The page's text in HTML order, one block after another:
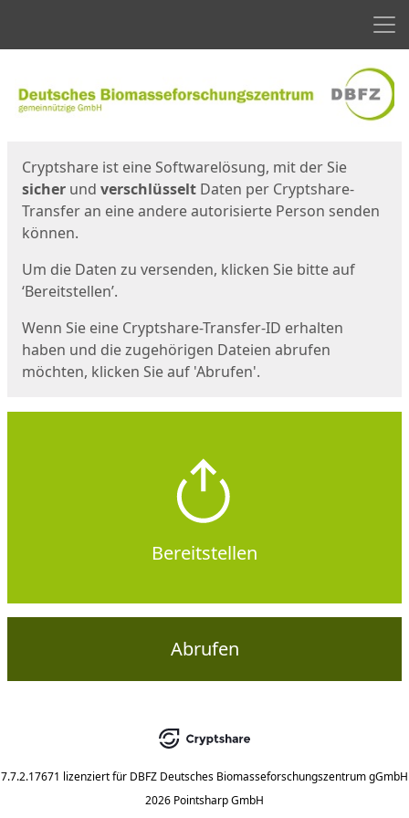
Cryptshare ist eine Softwarelösung, mit der Sie
sicher und verschlüsselt Daten per Cryptshare-
Transfer an eine andere autorisierte Person senden
können.
Um die Daten zu versenden, klicken Sie bitte auf
‘Bereitstellen’.
Wenn Sie eine Cryptshare-Transfer-ID erhalten
haben und die zugehörigen Dateien abrufen
möchten, klicken Sie auf 'Abrufen'.
Bereitstellen
Abrufen
7.7.2.17671 lizenziert für DBFZ Deutsches Biomasseforschungszentrum gGmbH
2026 Pointsharp GmbH